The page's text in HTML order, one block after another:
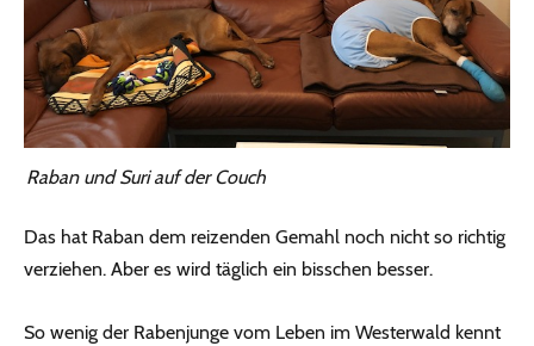
Raban und Suri auf der Couch
Das hat Raban dem reizenden Gemahl noch nicht so richtig
verziehen. Aber es wird täglich ein bisschen besser.
So wenig der Rabenjunge vom Leben im Westerwald kennt